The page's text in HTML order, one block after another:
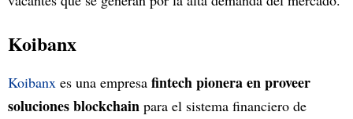
Koibanx
Koibanx es una empresa fintech pionera en proveer
soluciones blockchain para el sistema financiero de